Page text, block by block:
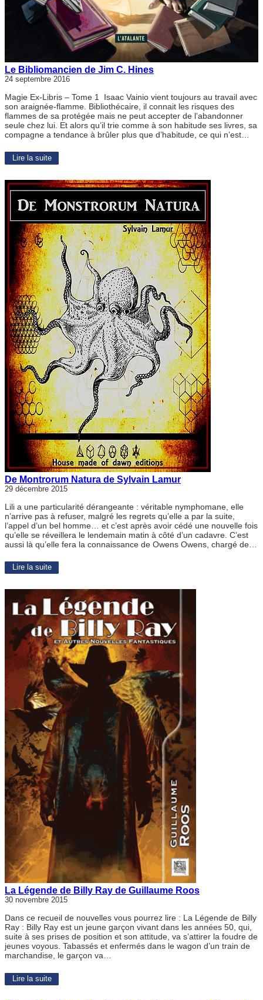
Le Bibliomancien de Jim C. Hines
24 septembre 2016
Magie Ex-Libris – Tome 1 Isaac Vainio vient toujours au travail avec
son araignée-flamme. Bibliothécaire, il connait les risques des
flammes de sa protégée mais ne peut accepter de l’abandonner
seule chez lui. Et alors qu’il trie comme à son habitude ses livres, sa
compagne a tendance à brûler plus que d’habitude, ce qui n’est…
Lire la suite
De Montrorum Natura de Sylvain Lamur
29 décembre 2015
Lili a une particularité dérangeante : véritable nymphomane, elle
n’arrive pas à refuser, malgré les regrets qu’elle a par la suite,
l’appel d’un bel homme… et c’est après avoir cédé une nouvelle fois
qu’elle se réveillera le lendemain matin à côté d’un cadavre. C’est
aussi là qu’elle fera la connaissance de Owens Owens, chargé de…
Lire la suite
La Légende de Billy Ray de Guillaume Roos
30 novembre 2015
Dans ce recueil de nouvelles vous pourrez lire : La Légende de Billy
Ray : Billy Ray est un jeune garçon vivant dans les années 50, qui,
suite à ses prises de position et son attitude, va s’attirer la foudre de
jeunes voyous. Tabassés et enfermés dans le wagon d’un train de
marchandise, le garçon va…
Lire la suite